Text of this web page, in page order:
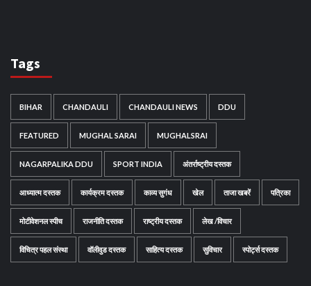
Tags
BIHAR CHANDAULI CHANDAULI NEWS DDU
FEATURED MUGHAL SARAI MUGHALSRAI
NAGARPALIKA DDU SPORT INDIA अंतर्राष्ट्रीय दस्तक
आध्यात्म दस्तक कार्यक्रम दस्तक काव्य सुगंध खेल ताजा खबरें पत्रिका
मोटीवेशनल स्पीच राजनीति दस्तक राष्ट्रीय दस्तक लेख /विचार
विचित्र पहल संस्था वॉलीवुड दस्तक साहित्य दस्तक सुविचार स्पोर्ट्स दस्तक